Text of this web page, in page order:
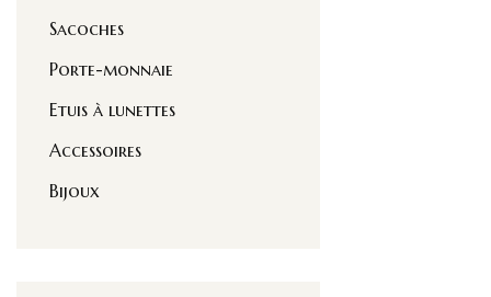
Sacoches
Porte-monnaie
Etuis à lunettes
Accessoires
Bijoux